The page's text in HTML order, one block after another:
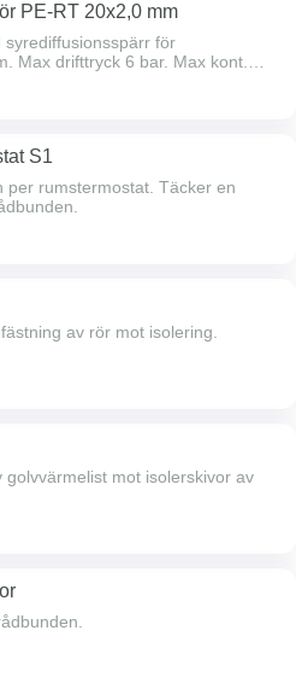
PE-RT 20x2,0 mm
syrediffusionsspärr för
Max drifttryck 6 bar. Max kont.
S1
per rumstermostat. Täcker en
av rör mot isolering.
golvvärmelist mot isolerskivor av